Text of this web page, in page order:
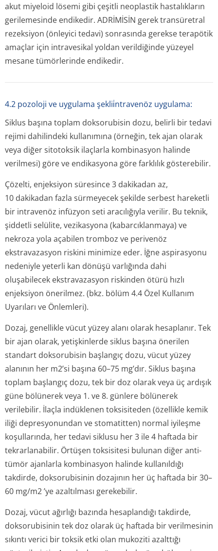
akut miyeloid lösemi gibi çeşitli neoplastik hastalıkların
gerilemesinde endikedir. ADRİMİSİN gerek transüretral
rezeksiyon (önleyici tedavi) sonrasında gerekse terapötik
amaçlar için intravesikal yoldan verildiğinde yüzeyel
mesane tümörlerinde endikedir.
4.2 pozoloji ve uygulama şeklii̇ntravenöz uygulama:
Siklus başına toplam doksorubisin dozu, belirli bir tedavi
rejimi dahilindeki kullanımına (örneğin, tek ajan olarak
veya diğer sitotoksik ilaçlarla kombinasyon halinde
verilmesi) göre ve endikasyona göre farklılık gösterebilir.
Çözelti, enjeksiyon süresince 3 dakikadan az,
10 dakikadan fazla sürmeyecek şekilde serbest hareketli
bir intravenöz infüzyon seti aracılığıyla verilir. Bu teknik,
şiddetli selülite, vezikasyona (kabarcıklanmaya) ve
nekroza yola açabilen tromboz ve perivenöz
ekstravazasyon riskini minimize eder. İğne aspirasyonu
nedeniyle yeterli kan dönüşü varlığında dahi
oluşabilecek ekstravazasyon riskinden ötürü hızlı
enjeksiyon önerilmez. (bkz. bölüm 4.4 Özel Kullanım
Uyarıları ve Önlemleri).
Dozaj, genellikle vücut yüzey alanı olarak hesaplanır. Tek
bir ajan olarak, yetişkinlerde siklus başına önerilen
standart doksorubisin başlangıç dozu, vücut yüzey
alanının her m2’si başına 60–75 mg’dır. Siklus başına
toplam başlangıç dozu, tek bir doz olarak veya üç ardışık
güne bölünerek veya 1. ve 8. günlere bölünerek
verilebilir. İlaçla indüklenen toksisiteden (özellikle kemik
iliği depresyonundan ve stomatitten) normal iyileşme
koşullarında, her tedavi siklusu her 3 ile 4 haftada bir
tekrarlanabilir. Örtüşen toksisitesi bulunan diğer anti-
tümör ajanlarla kombinasyon halinde kullanıldığı
takdirde, doksorubisinin dozajının her üç haftada bir 30–
60 mg/m2 ’ye azaltılması gerekebilir.
Dozaj, vücut ağırlığı bazında hesaplandığı takdirde,
doksorubisinin tek doz olarak üç haftada bir verilmesinin
sıkıntı verici bir toksik etki olan mukoziti azalttığı